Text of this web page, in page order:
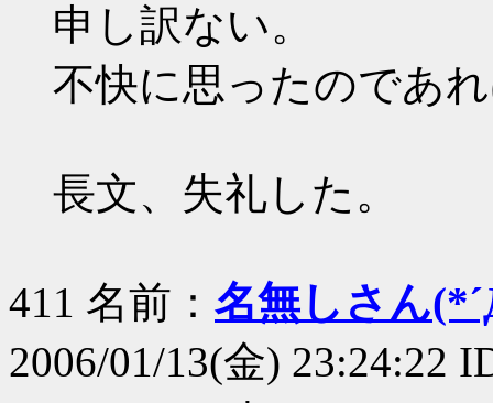
申し訳ない。
不快に思ったのであ
長文、失礼した。
411 名前： 名無しさん
2006/01/13(金) 23:24:22